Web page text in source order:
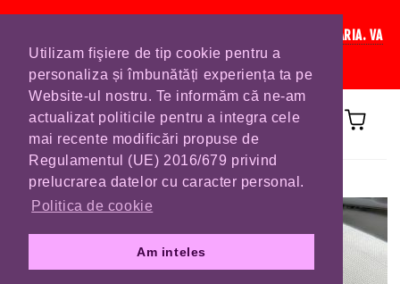
Utilizam fişiere de tip cookie pentru a
personaliza și îmbunătăți experiența ta pe
Website-ul nostru. Te informăm că ne-am
actualizat politicile pentru a integra cele
mai recente modificări propuse de
Regulamentul (UE) 2016/679 privind
prelucrarea datelor cu caracter personal.
Politica de cookie
Am inteles
IN CURAND INCHIDEM LISTA DE COMENZI PENTRU SFANTA MARIA. VA
RUGAM SA VA PLASATI COMENZILE DIN TIMP.
Prima pagină INELE